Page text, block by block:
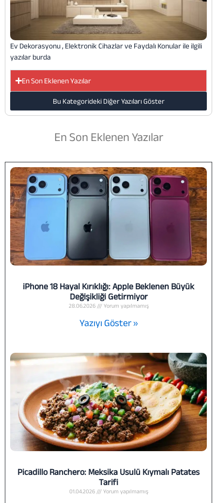
Ev Dekorasyonu , Elektronik Cihazlar ve Faydalı Konular ile ilgili
yazılar burda
En Son Eklenen Yazılar
Bu Kategorideki Diğer Yazıları Göster
En Son Eklenen Yazılar
iPhone 18 Hayal Kırıklığı: Apple Beklenen Büyük
Değişikliği Getirmiyor
28.06.2026 Yorum yapılmamış
Yazıyı Göster »
Picadillo Ranchero: Meksika Usulü Kıymalı Patates
Tarifi
01.04.2026 Yorum yapılmamış